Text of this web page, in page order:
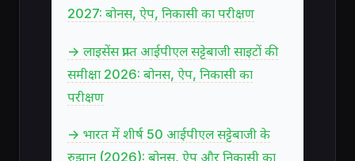
2027: बोनस, ऐप, निकासी का परीक्षण
→ लाइसेंस प्राप्त आईपीएल सट्टेबाजी साइटों की
समीक्षा 2026: बोनस, ऐप, निकासी का
परीक्षण
→ भारत में शीर्ष 50 आईपीएल सट्टेबाजी के
रुझान (2026): बोनस, ऐप और निकासी का